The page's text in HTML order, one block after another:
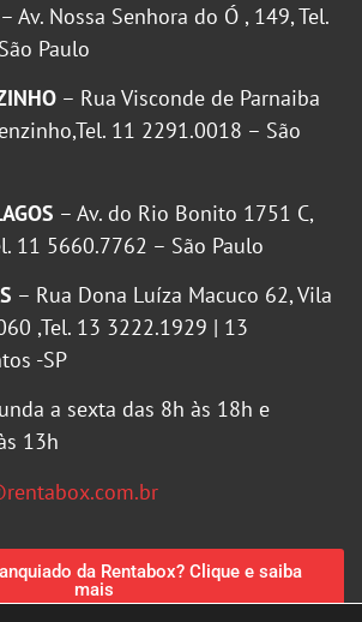
– Av. Nossa Senhora do Ó , 149, Tel.
Paulo
– Rua Visconde de Parnaiba
11 2291.0018 – São
– Av. do Rio Bonito 1751 C,
11 5660.7762 – São Paulo
– Rua Dona Luíza Macuco 62, Vila
,Tel. 13 3222.1929 | 13
-SP
a sexta das 8h às 18h e
13h
da Rentabox? Clique e saiba
mais